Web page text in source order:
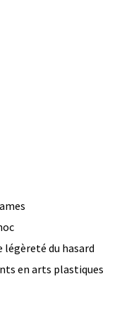
légèreté du hasard
en arts plastiques